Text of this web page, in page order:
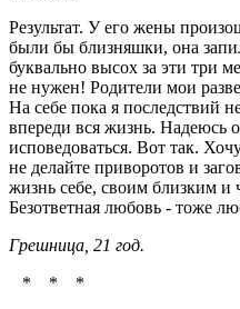
Результат. У его жены
были бы близняшки, она
буквально высох за эти три
не нужен! Родители мои
На себе пока я последствий
впереди вся жизнь. Надеюсь
исповедоваться. Вот так.
не делайте приворотов и
жизнь себе, своим близким и
Безответная любовь - тоже
Грешница, 21 год.
* * *